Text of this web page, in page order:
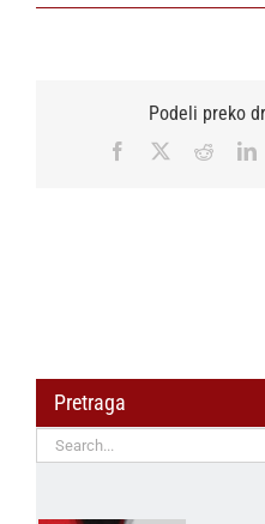
Podeli preko
Facebook Reddit
Pretraga
Search
for: